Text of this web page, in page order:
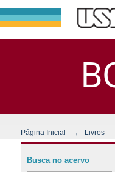
Página Inicial → Livros
Busca no acervo